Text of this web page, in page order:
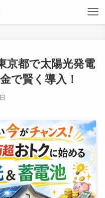
京都で太陽光発電
で賢く導入！